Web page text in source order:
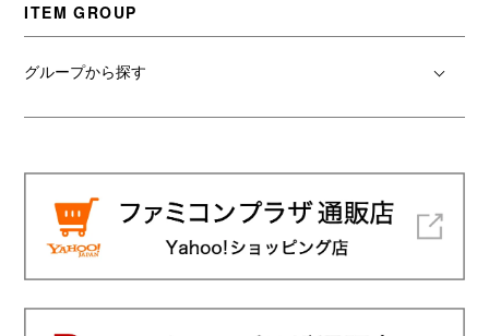
ITEM GROUP
グループから探す